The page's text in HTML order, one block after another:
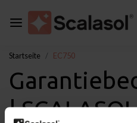
Startseite EC750
|